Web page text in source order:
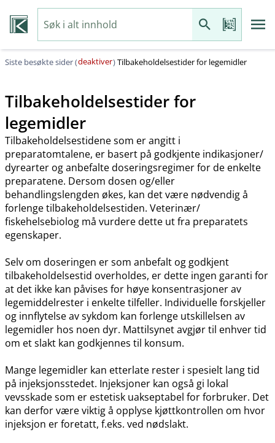
Siste besøkte sider (deaktiver)Tilbakeholdelsestider for legemidler
Tilbakeholdelsestider for
legemidler
Tilbakeholdelsestidene som er angitt i
preparatomtalene, er basert på godkjente indikasjoner​/​
dyrearter og anbefalte doseringsregimer for de enkelte
preparatene. Dersom dosen og​/​eller
behandlingslengden økes, kan det være nødvendig å
forlenge tilbakeholdelsestiden. Veterinær​/​
fiskehelsebiolog må vurdere dette ut fra preparatets
egenskaper.
Selv om doseringen er som anbefalt og godkjent
tilbakeholdelsestid overholdes, er dette ingen garanti for
at det ikke kan påvises for høye konsentrasjoner av
legemiddelrester i enkelte tilfeller. Individuelle forskjeller
og innflytelse av sykdom kan forlenge utskillelsen av
legemidler hos noen dyr. Mattilsynet avgjør til enhver tid
om et slakt kan godkjennes til konsum.
Mange legemidler kan etterlate rester i spesielt lang tid
på injeksjonsstedet. Injeksjoner kan også gi lokal
vevsskade som er estetisk uakseptabel for forbruker. Det
kan derfor være viktig å opplyse kjøttkontrollen om hvor
injeksjon er foretatt, f.eks. ved nødslakt.